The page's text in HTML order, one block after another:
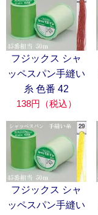
フジックス シャ
ッペスパン手縫い
糸 色番 42
138円（税込）
フジックス シャ
ッペスパン手縫い